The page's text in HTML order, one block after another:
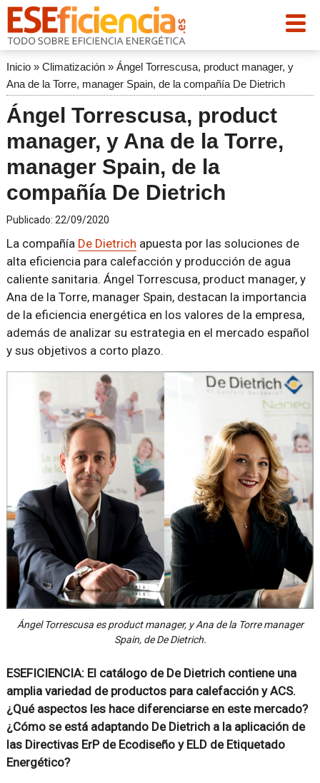
Inicio» Climatización» Ángel Torrescusa, product manager, y
Ana de la Torre, manager Spain, de la compañía De Dietrich
Ángel Torrescusa, product
manager, y Ana de la Torre,
manager Spain, de la
compañía De Dietrich
Publicado: 22/09/2020
La compañía De Dietrich apuesta por las soluciones de
alta eficiencia para calefacción y producción de agua
caliente sanitaria. Ángel Torrescusa, product manager, y
Ana de la Torre, manager Spain, destacan la importancia
de la eficiencia energética en los valores de la empresa,
además de analizar su estrategia en el mercado español
y sus objetivos a corto plazo.
Ángel Torrescusa es product manager, y Ana de la Torre manager
Spain, de De Dietrich.
ESEFICIENCIA: El catálogo de De Dietrich contiene una
amplia variedad de productos para calefacción y ACS.
¿Qué aspectos les hace diferenciarse en este mercado?
¿Cómo se está adaptando De Dietrich a la aplicación de
las Directivas ErP de Ecodiseño y ELD de Etiquetado
Energético?